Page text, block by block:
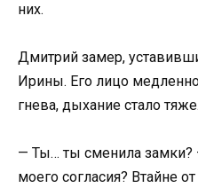
них.
Дмитрий замер,
Ирины. Его лицо
гнева, дыхание стало
— Ты… ты сменила
моего согласия? Втайне